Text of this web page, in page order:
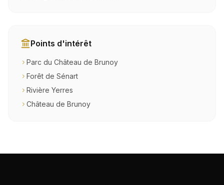
Points d'intérêt
Parc du Château de Brunoy
Forêt de Sénart
Rivière Yerres
Château de Brunoy